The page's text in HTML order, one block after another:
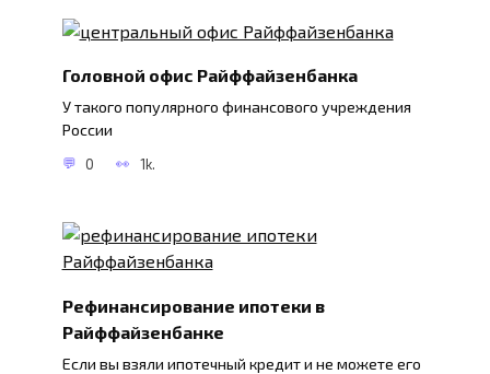
Головной офис Райффайзенбанка
У такого популярного финансового учреждения
России
0 1k.
Рефинансирование ипотеки в
Райффайзенбанке
Если вы взяли ипотечный кредит и не можете его